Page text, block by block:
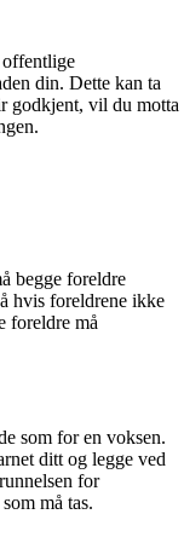
offentlige
din. Dette kan ta
godkjent, vil du motta
begge foreldre
hvis foreldrene ikke
foreldre må
som for en voksen.
ditt og legge ved
for
må tas.